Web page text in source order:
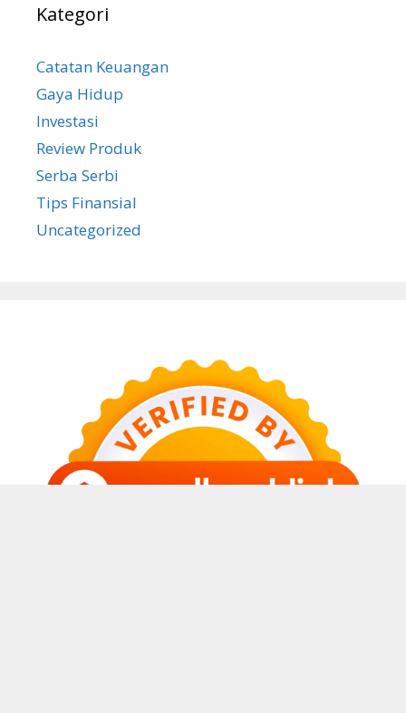
Kategori
Catatan Keuangan
Gaya Hidup
Investasi
Review Produk
Serba Serbi
Tips Finansial
Uncategorized